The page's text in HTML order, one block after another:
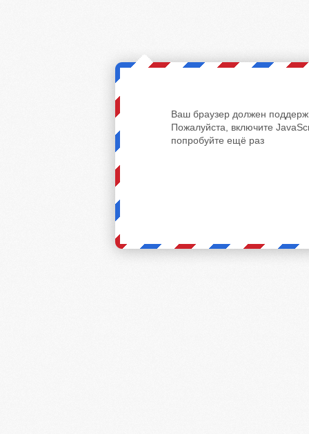
Ваш браузер должен
Пожалуйста, включите
попробуйте ещё раз